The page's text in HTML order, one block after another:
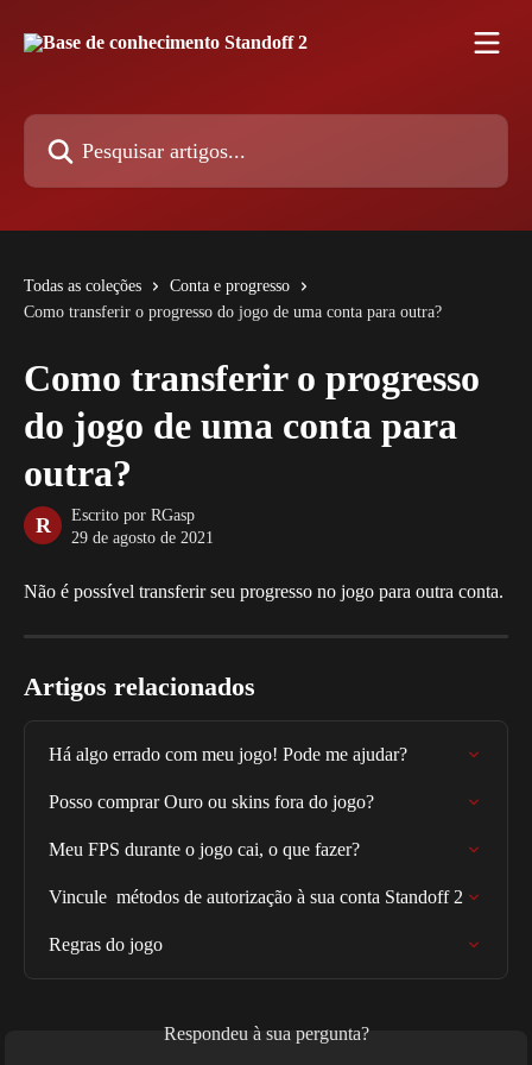
Pesquisar artigos...
Todas as coleções
Conta e progresso
Como transferir o progresso do jogo de uma conta para outra?
Como transferir o progresso
do jogo de uma conta para
outra?
R Escrito por RGasp
29 de agosto de 2021
Não é possível transferir seu progresso no jogo para outra conta.
Artigos relacionados
Há algo errado com meu jogo! Pode me ajudar?
Posso comprar Ouro ou skins fora do jogo?
Meu FPS durante o jogo cai, o que fazer?
Vincule  métodos de autorização à sua conta Standoff 2
Regras do jogo
Respondeu à sua pergunta?